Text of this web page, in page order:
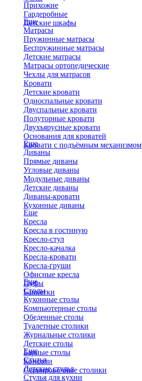
Прихожие
Гардеробные
Детские шкафы
Еще
Матрасы
Пружинные матрасы
Беспружинные матрасы
Детские матрасы
Матрасы ортопедические
Чехлы для матрасов
Кровати
Детские кровати
Односпальные кровати
Двуспальные кровати
Полуторные кровати
Двухъярусные кровати
Основания для кроватей
Кровати с подъёмным механизмом
Еще
Диваны
Прямые диваны
Угловые диваны
Модульные диваны
Детские диваны
Диваны-кровати
Кухонные диваны
Еще
Кресла
Кресла в гостиную
Кресло-стул
Кресло-качалка
Кресла-кровати
Кресла-груши
Офисные кресла
Пуфы
Банкетки
Еще
Столы
Кухонные столы
Компьютерные столы
Обеденные столы
Туалетные столики
Журнальные столики
​Детские столы
Барные столы
Консоли
Сервировочные столики
Еще
Стулья
Детские стулья
Стулья для кухни